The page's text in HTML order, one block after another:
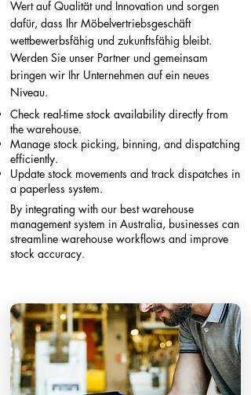
Wert auf Qualität und Innovation und sorgen
dafür, dass Ihr Möbelvertriebsgeschäft
wettbewerbsfähig und zukunftsfähig bleibt.
Werden Sie unser Partner und gemeinsam
bringen wir Ihr Unternehmen auf ein neues
Niveau.
Check real-time stock availability directly from
the warehouse.
Manage stock picking, binning, and dispatching
efficiently.
Update stock movements and track dispatches in
a paperless system.​
By integrating with our best warehouse
management system in Australia, businesses can
streamline warehouse workflows and improve
stock accuracy.